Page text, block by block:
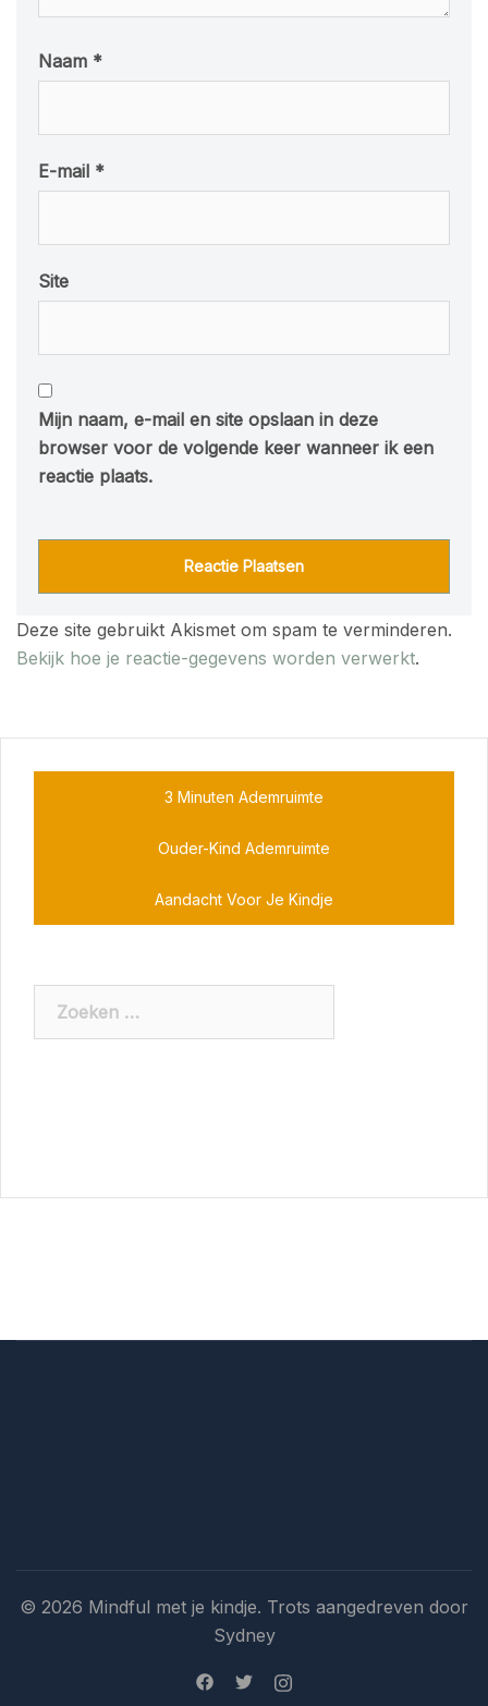
Naam *
E-mail *
Site
Mijn naam, e-mail en site opslaan in deze
browser voor de volgende keer wanneer ik een
reactie plaats.
Deze site gebruikt Akismet om spam te verminderen.
Bekijk hoe je reactie-gegevens worden verwerkt.
3 Minuten Ademruimte
Ouder-Kind Ademruimte
Aandacht Voor Je Kindje
naar:
© 2026 Mindful met je kindje. Trots aangedreven door
Sydney